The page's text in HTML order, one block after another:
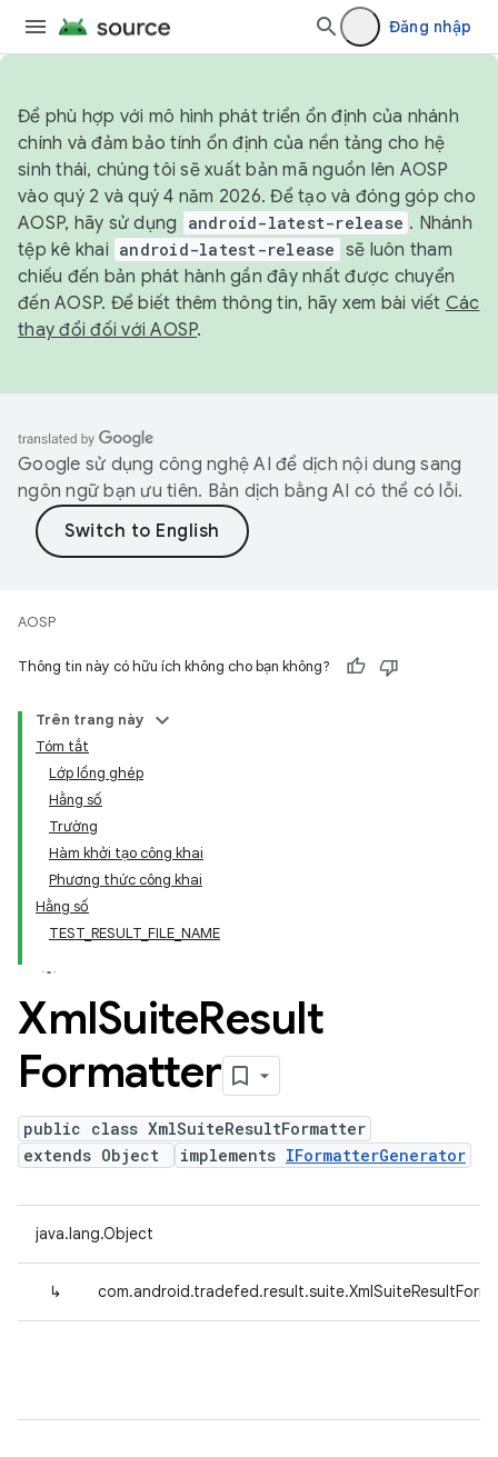
Đăng nhập
Để phù hợp với mô hình phát triển ổn định của nhánh
chính và đảm bảo tính ổn định của nền tảng cho hệ
sinh thái, chúng tôi sẽ xuất bản mã nguồn lên AOSP
vào quý 2 và quý 4 năm 2026. Để tạo và đóng góp cho
AOSP, hãy sử dụng
android-latest-release . Nhánh
tệp kê khai android-latest-release sẽ luôn tham
chiếu đến bản phát hành gần đây nhất được chuyển
đến AOSP. Để biết thêm thông tin, hãy xem bài viết Các
thay đổi đối với AOSP.
Google sử dụng công nghệ AI để dịch nội dung sang
ngôn ngữ bạn ưu tiên. Bản dịch bằng AI có thể có lỗi.
AOSP
Thông tin này có hữu ích không cho bạn không?
Trên trang này
Tóm tắt
Lớp lồng ghép
Hằng số
Trường
Hàm khởi tạo công khai
Phương thức công khai
Hằng số
TEST_RESULT_FILE_NAME
XmlSuiteResult
Formatter
public class XmlSuiteResultFormatter
extends Object
implements IFormatterGenerator
java.lang.Object
↳